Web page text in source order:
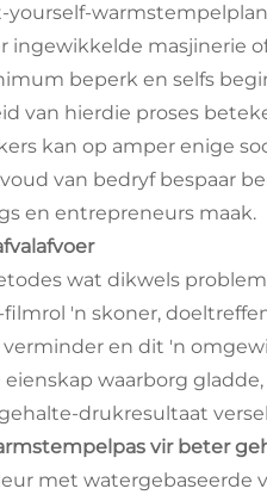
ingewikkelde masjinerie
beperk en selfs
van hierdie proses
kan op amper enige
van bedryf bespaar
en entrepreneurs maak.
wat dikwels
'n skoner,
en dit 'n
waarborg
drukresultaat
vir beter
met watergebaseerde